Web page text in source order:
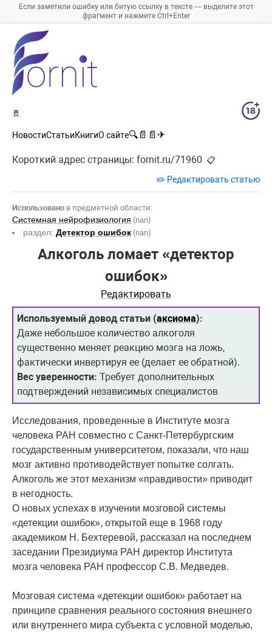
Если заметили ошибку или битую ссылку в тексте — выделите этот
фрагмент и нажмите Ctrl+Enter
🚪
НовостиСтатьиКнигиО сайте🔍 📄 📄 ✈
Короткий адрес страницы: fornit.ru/71960 📋
✏️ Редактировать статью
Использовано в предметной области:
Системная нейрофизиология (nan)
раздел:Детектор ошибок (nan)
Алкоголь ломает «детектор
ошибок»
Редактировать
Используемый довод статьи (аксиома):
Даже небольшое количество алкоголя
существенно меняет реакцию мозга на ложь,
фактически инвертируя ее (делает ее обратной).
Вес уверенности: Требует дополнительных
подтверждений независимых специалистов
Исследования, проведенные в Институте мозга
человека РАН совместно с Санкт-Петербургским
государственным университетом, показали, что наш
мозг активно противодействует попытке солгать.
Алкоголь же этот механизм «правдивости» приводит
в негодность.
О новых успехах в изучении мозговой системы
«детекции ошибок», открытой еще в 1968 году
академиком Н. Бехтеревой, рассказал на последнем
заседании Президиума РАН директор Института
мозга человека РАН профессор С.В. Медведев.
Мозговая система «детекции ошибок» работает на
принципе сравнения реального состояния внешнего
или внутреннего мира субъекта с условной моделью,